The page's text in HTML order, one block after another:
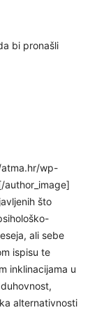
bi pronašli
atma.hr/wp-
što
ali sebe
ispisu te
inklinacijama u
alternativnosti